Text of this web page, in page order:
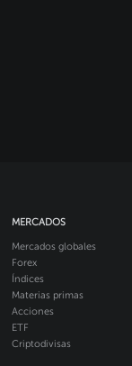
MERCADOS
Mercados globales
Forex
Índices
Materias primas
Acciones
ETF
Criptodivisas